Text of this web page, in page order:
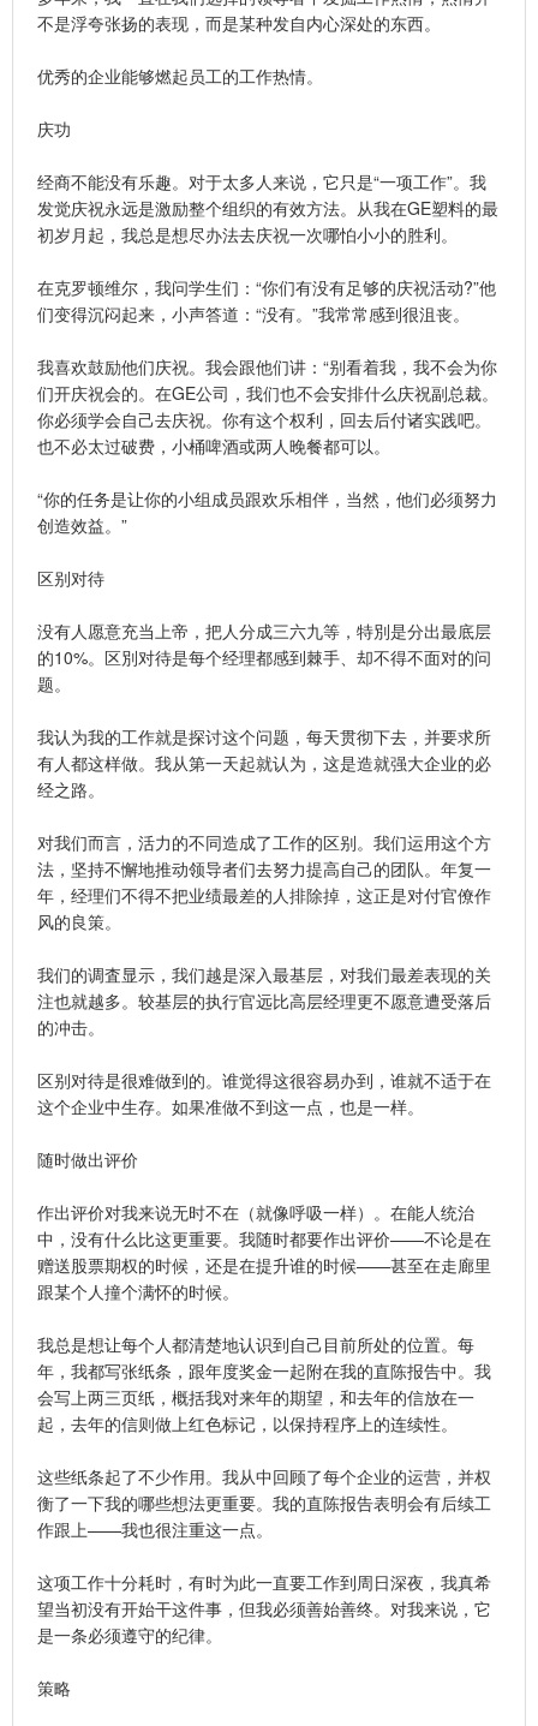
不是浮夸张扬的表现，而是某种发自内心深处的东西。
优秀的企业能够燃起员工的工作热情。
庆功
经商不能没有乐趣。对于太多人来说，它只是“一项工作”。我
发觉庆祝永远是激励整个组织的有效方法。从我在GE塑料的最
初岁月起，我总是想尽办法去庆祝一次哪怕小小的胜利。
在克罗顿维尔，我问学生们：“你们有没有足够的庆祝活动?”他
们变得沉闷起来，小声答道：“没有。”我常常感到很沮丧。
我喜欢鼓励他们庆祝。我会跟他们讲：“别看着我，我不会为你
们开庆祝会的。在GE公司，我们也不会安排什么庆祝副总裁。
你必须学会自己去庆祝。你有这个权利，回去后付诸实践吧。
也不必太过破费，小桶啤酒或两人晚餐都可以。
“你的任务是让你的小组成员跟欢乐相伴，当然，他们必须努力
创造效益。”
区别对待
没有人愿意充当上帝，把人分成三六九等，特別是分出最底层
的10%。区別对待是每个经理都感到棘手、却不得不面对的问
题。
我认为我的工作就是探讨这个问题，每天贯彻下去，并要求所
有人都这样做。我从第一天起就认为，这是造就强大企业的必
经之路。
对我们而言，活力的不同造成了工作的区别。我们运用这个方
法，坚持不懈地推动领导者们去努力提高自己的团队。年复一
年，经理们不得不把业绩最差的人排除掉，这正是对付官僚作
风的良策。
我们的调査显示，我们越是深入最基层，对我们最差表现的关
注也就越多。较基层的执行官远比高层经理更不愿意遭受落后
的冲击。
区别对待是很难做到的。谁觉得这很容易办到，谁就不适于在
这个企业中生存。如果准做不到这一点，也是一样。
随时做出评价
作出评价对我来说无时不在（就像呼吸一样）。在能人统治
中，没有什么比这更重要。我随时都要作出评价——不论是在
赠送股票期权的时候，还是在提升谁的时候——甚至在走廊里
跟某个人撞个满怀的时候。
我总是想让每个人都清楚地认识到自己目前所处的位置。每
年，我都写张纸条，跟年度奖金一起附在我的直陈报告中。我
会写上两三页纸，概括我对来年的期望，和去年的信放在一
起，去年的信则做上红色标记，以保持程序上的连续性。
这些纸条起了不少作用。我从中回顾了每个企业的运营，并权
衡了一下我的哪些想法更重要。我的直陈报告表明会有后续工
作跟上——我也很注重这一点。
这项工作十分耗时，有时为此一直要工作到周日深夜，我真希
望当初没有开始干这件事，但我必须善始善终。对我来说，它
是一条必须遵守的纪律。
策略